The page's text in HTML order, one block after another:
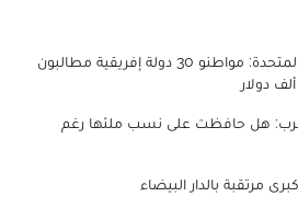
تأشيرة الدخول للولايات المتحدة: مواطنو 30 دولة إفريقية مطالبون
هل حافظت على نسب ملئها رغم
مرتقبة بالدار البيضاء